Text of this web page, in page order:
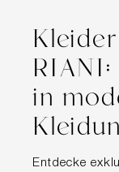
RIANI:
in
Entdecke